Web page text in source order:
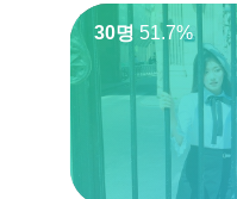
30명 51.7%